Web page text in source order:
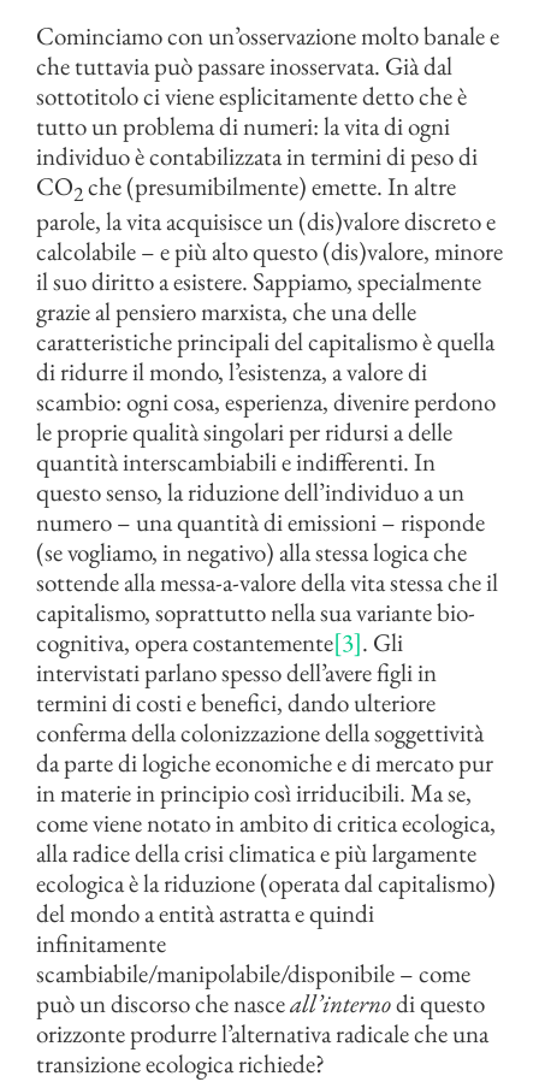
Cominciamo con un’osservazione molto banale e
che tuttavia può passare inosservata. Già dal
sottotitolo ci viene esplicitamente detto che è
tutto un problema di numeri: la vita di ogni
individuo è contabilizzata in termini di peso di
CO2che (presumibilmente) emette. In altre
parole, la vita acquisisce un (dis)valore discreto e
calcolabile – e più alto questo (dis)valore, minore
il suo diritto a esistere. Sappiamo, specialmente
grazie al pensiero marxista, che una delle
caratteristiche principali del capitalismo è quella
di ridurre il mondo, l’esistenza, a valore di
scambio: ogni cosa, esperienza, divenire perdono
le proprie qualità singolari per ridursi a delle
quantità interscambiabili e indifferenti. In
questo senso, la riduzione dell’individuo a un
numero – una quantità di emissioni – risponde
(se vogliamo, in negativo) alla stessa logica che
sottende alla messa-a-valore della vita stessa che il
capitalismo, soprattutto nella sua variante bio-
cognitiva, opera costantemente[3]. Gli
intervistati parlano spesso dell’avere figli in
termini di costi e benefici, dando ulteriore
conferma della colonizzazione della soggettività
da parte di logiche economiche e di mercato pur
in materie in principio così irriducibili. Ma se,
come viene notato in ambito di critica ecologica,
alla radice della crisi climatica e più largamente
ecologica è la riduzione (operata dal capitalismo)
del mondo a entità astratta e quindi
infinitamente
scambiabile/manipolabile/disponibile – come
può un discorso che nasceall’internodi questo
orizzonte produrre l’alternativa radicale che una
transizione ecologica richiede?